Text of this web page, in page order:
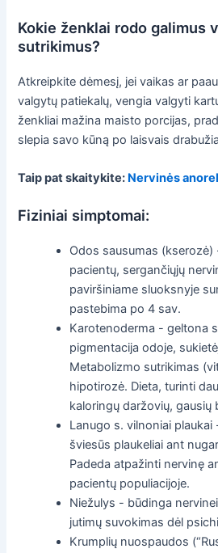
Kokie ženklai rodo galimus
sutrikimus?
Atkreipkite dėmesį, jei vaikas ar
valgytų patiekalų, vengia valgyti
ženkliai mažina maisto porcijas,
slepia savo kūną po laisvais
Taip pat skaitykite: Nervinės
Fiziniai simptomai:
Odos sausumas (kserozė)
pacientų, sergančiųjų
paviršiniame sluoksnyje
pastebima po 4 sav.
Karotenoderma - geltona
pigmentacija odoje,
Metabolizmo sutrikimas
hipotirozė. Dieta, turinti
kaloringų daržovių, gausių
Lanugo s. vilnoniai
šviesūs plaukeliai ant
Padeda atpažinti nervinę
pacientų populiacijoje.
Niežulys - būdinga
jutimų suvokimas dėl
Krumplių nuospaudos